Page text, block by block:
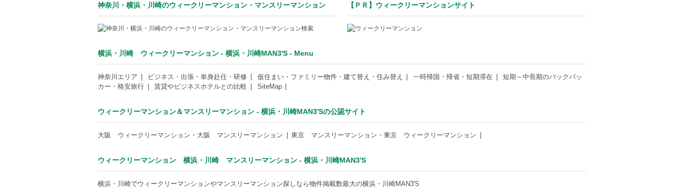
神奈川・横浜・川崎のウィークリーマンション・マンスリーマンション 【ＰＲ】ウィークリーマンションサイト
横浜・川崎 ウィークリーマンション - 横浜・川崎MAN3'S - Menu
神奈川エリア ビジネス・出張・単身赴任・研修 仮住まい・ファミリー物件・建て替え・住み替え 一時帰国・帰省・短期滞在
短期～中長期のバックパッ
カー・格安旅行
賃貸やビジネスホテルとの比較 SiteMap
ウィークリーマンション＆マンスリーマンション - 横浜・川崎MAN3'Sの公認サイト
大阪 ウィークリーマンション・大阪 マンスリーマンション 東京 マンスリーマンション・東京 ウィークリーマンション
ウィークリーマンション 横浜・川崎 マンスリーマンション - 横浜・川崎MAN3'S
横浜・川崎でウィークリーマンションやマンスリーマンション探しなら物件掲載数最大の横浜・川崎MAN3'S